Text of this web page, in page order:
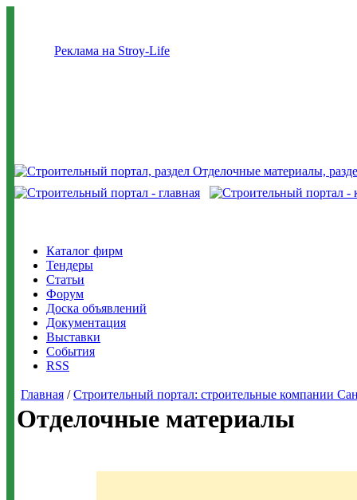
Реклама на Stroy-Life
Каталог фирм
Тендеры
Статьи
Форум
Доска объявлений
Документация
Выставки
События
RSS
Главная /Строительный портал: строительные компании
Отделочные материалы